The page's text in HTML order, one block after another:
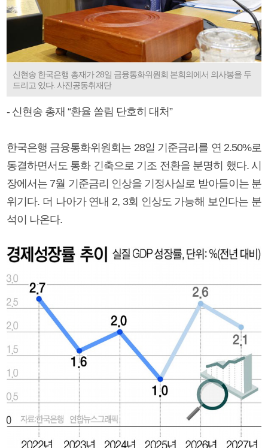
신현송 한국은행 총재가 28일 금융통화위원회 본회의에서 의사봉을 두
드리고 있다. 사진공동취재단
- 신현송 총재 “환율 쏠림 단호히 대처”
한국은행 금융통화위원회는 28일 기준금리를 연 2.50%로
동결하면서도 통화 긴축으로 기조 전환을 분명히 했다. 시
장에서는 7월 기준금리 인상을 기정사실로 받아들이는 분
위기다. 더 나아가 연내 2, 3회 인상도 가능해 보인다는 분
석이 나온다.